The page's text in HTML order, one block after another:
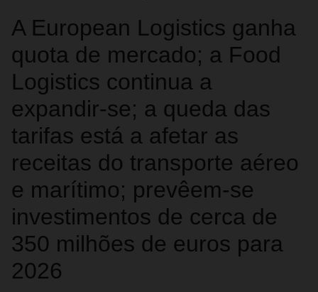
A European Logistics ganha
quota de mercado; a Food
Logistics continua a
expandir‑se; a queda das
tarifas está a afetar as
receitas do transporte aéreo
e marítimo; prevêem‑se
investimentos de cerca de
350 milhões de euros para
2026